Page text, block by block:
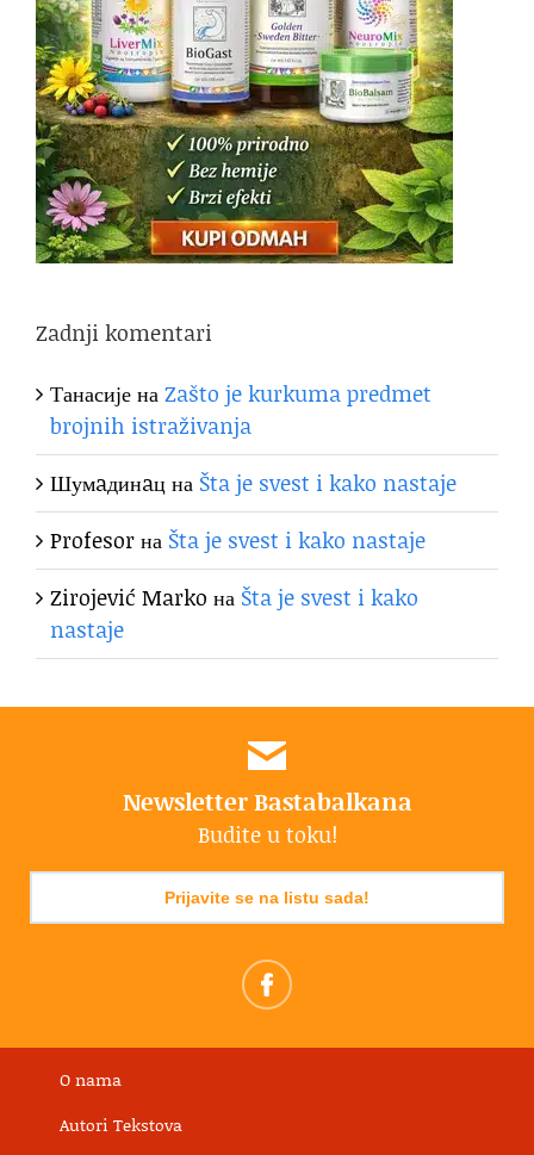
Zadnji komentari
ТанасијенаZašto je kurkuma predmet
brojnih istraživanja
Шумaдинaцна Šta je svest i kako nastaje
Profesorна Šta je svest i kako nastaje
Zirojević Marko на Šta je svest i kako
nastaje
Newsletter Bastabalkana
Budite u toku!
Prijavite se na listu sada!
O nama
Autori Tekstova